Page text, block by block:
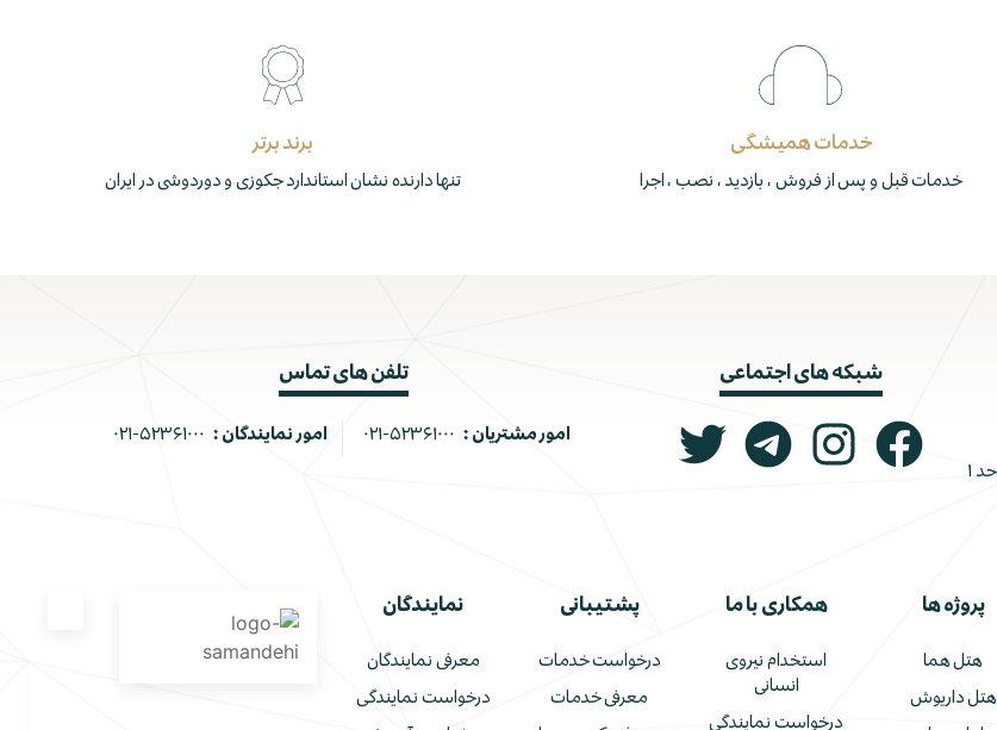
خدمات همیشگی
خدمات قبل و پس از فروش ، بازدید ، نصب ، اجرا
برند برتر
تنها دارنده نشان استاندارد جکوزی و دوردوشی در ایران
ونک، ملاصدرا، خیابان شیرازی جنوبی، کوچه اتحاد، پلاک ۲، واحد ۱
شبکه های اجتماعی تلفن های تماس
امور مشتریان : ۰۲۱-۵۲۳۶۱۰۰۰ امور نمایندگان : ۰۲۱-۵۲۳۶۱۰۰۰
پروژه ها
هتل هما
هتل داریوش
همکاری با ما
استخدام نیروی
انسانی
درخواست نمایندگی
پشتیبانی
درخواست خدمات
معرفی خدمات
نمایندگان
معرفی نمایندگان
درخواست نمایندگی